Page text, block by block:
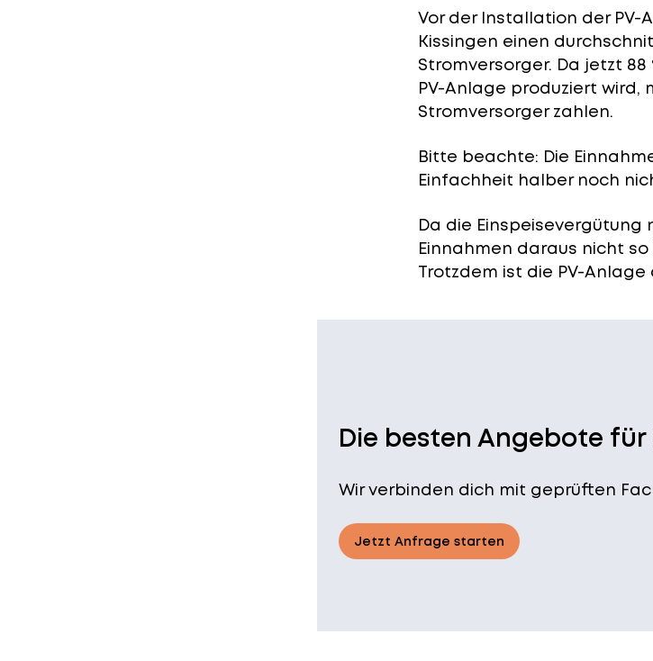
Vor der Installation der PV-
Kissingen einen
Stromversorger. Da jetzt
PV-Anlage produziert wird,
Stromversorger zahlen.
Bitte beachte: Die
Einfachheit halber noch
Da die Einspeisevergütung
Einnahmen daraus nicht
Trotzdem ist die PV-
Die besten Angebote
Wir verbinden dich mit geprüften
Jetzt Anfrage starten